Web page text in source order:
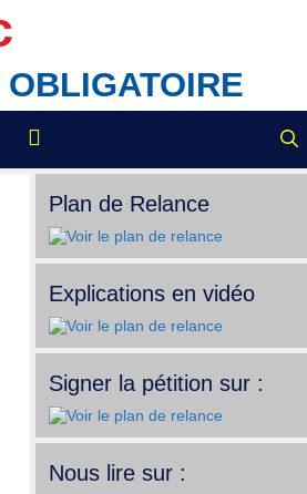
Plan de Relance
Explications en vidéo
Signer la pétition sur :
Nous lire sur :